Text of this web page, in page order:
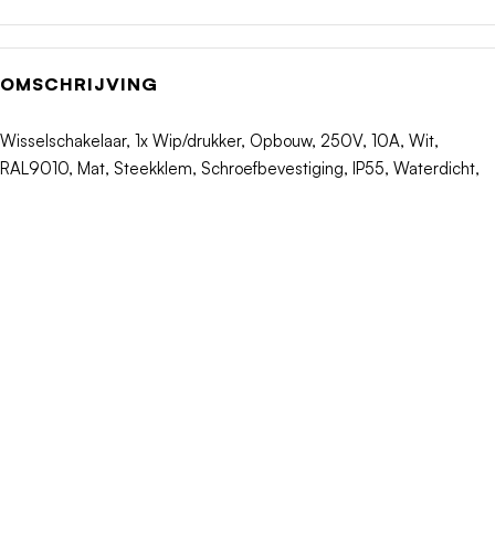
Montagewijze Opbouw
Bedieningswijze Wip/drukker
OMSCHRIJVING
Wisselschakelaar, 1x Wip/drukker, Opbouw, 250V, 10A, Wit,
RAL9010, Mat, Steekklem, Schroefbevestiging, IP55, Waterdicht,